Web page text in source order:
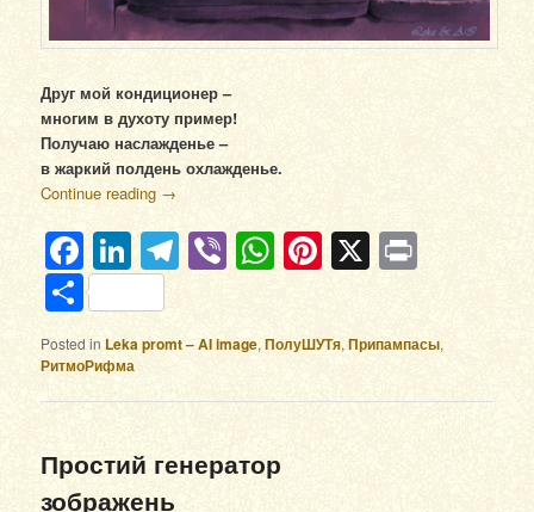
Друг мой кондиционер –
многим в духоту пример!
Получаю наслажденье –
в жаркий полдень охлажденье.
Continue reading →
Facebook
LinkedIn
Telegram
ViberWhatsApp
Pinterest
X
Отправить
Posted in Leka promt – AI image,ПолуШУТя,Припампасы,
РитмоРифма
Простий генератор
зображень